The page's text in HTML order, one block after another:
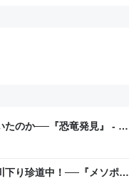
たのか──『恐竜発見』 - 基
下り珍道中！──『メソポタ